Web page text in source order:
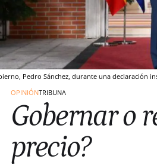
Pedro Sánchez, durante una declaración
OPINIÓNTRIBUNA
Gobernar o
precio?